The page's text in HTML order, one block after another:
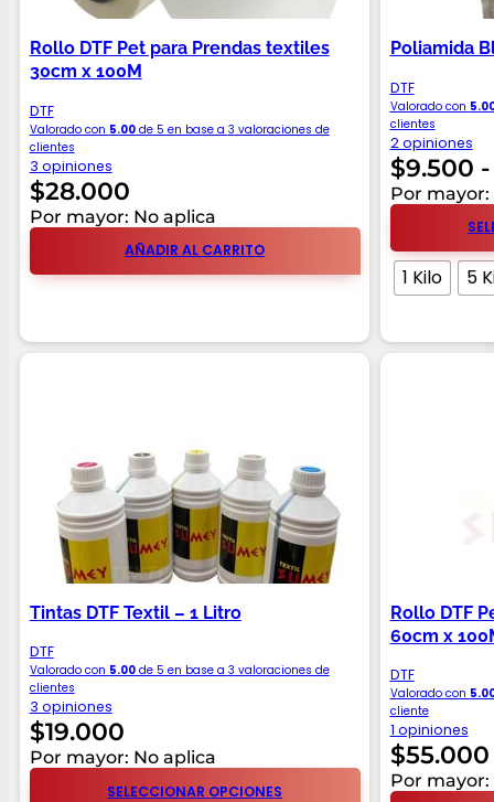
Rollo DTF Pet para Prendas textiles
30cm x 100M
DTF
Valorado con 5.00de 5 en base a 3 valoraciones de
clientes
3 opiniones
$28.000
Por mayor: No aplica
AÑADIR AL CARRITO
Poliamida
DTF
Valorado con
clientes
2 opiniones
$9.500 -
Por mayor:
1 Kilo 5
Tintas DTF Textil – 1 Litro
DTF
Valorado con 5.00de 5 en base a 3 valoraciones de
clientes
3 opiniones
$19.000
Por mayor: No aplica
SELECCIONAR OPCIONES
Rollo DTF
60cm x
DTF
Valorado con
cliente
1 opiniones
$55.000
Por mayor: